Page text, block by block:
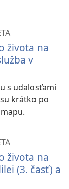
života na
v
s udalosťami
krátko po
života na
(3. časť) a